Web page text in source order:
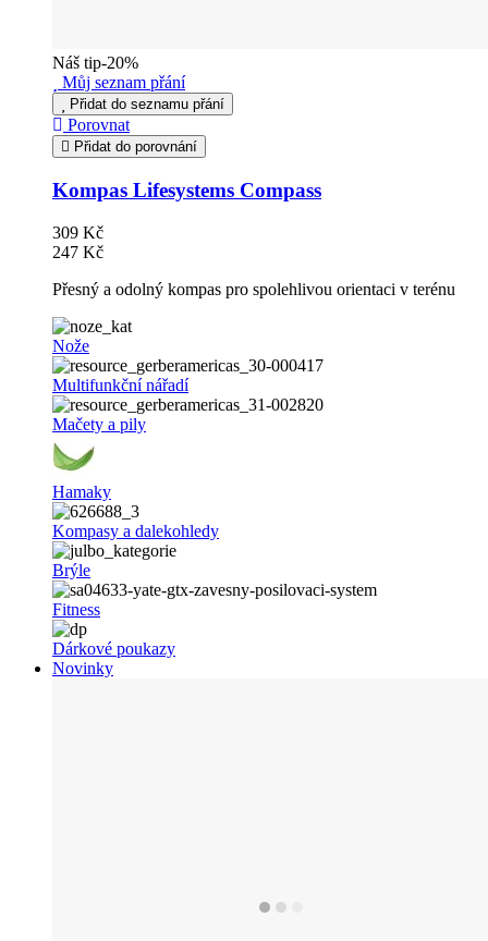
Náš tip-20%
Můj seznam přání
Přidat do seznamu přání
Porovnat
Přidat do porovnání
Kompas Lifesystems Compass
309 Kč
247 Kč
Přesný a odolný kompas pro spolehlivou orientaci v terénu
Nože
Multifunkční nářadí
Mačety a pily
Hamaky
Kompasy a dalekohledy
Brýle
Fitness
Dárkové poukazy
Novinky